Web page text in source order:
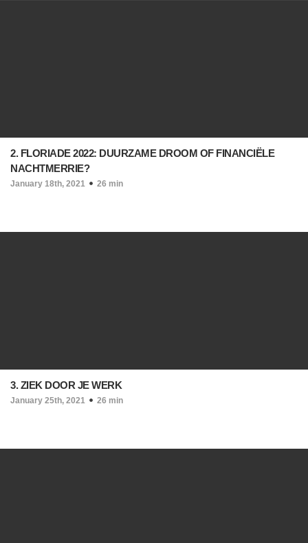
2. FLORIADE 2022: DUURZAME DROOM OF FINANCIËLE
NACHTMERRIE?
January 18th, 2021 26 min
3. ZIEK DOOR JE WERK
January 25th, 2021 26 min